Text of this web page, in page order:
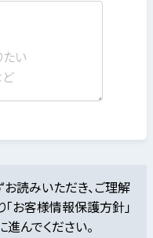
お読みいただき、ご理解
「お客様情報保護方針」
んでください。